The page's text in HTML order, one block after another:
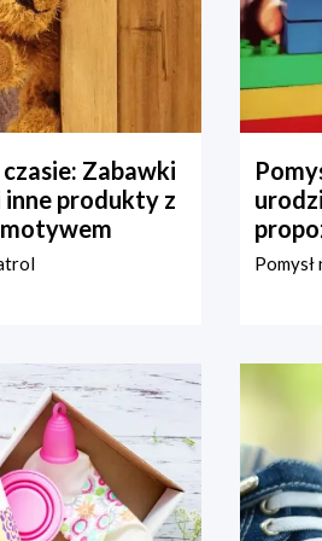
Zabawki
inne produkty z